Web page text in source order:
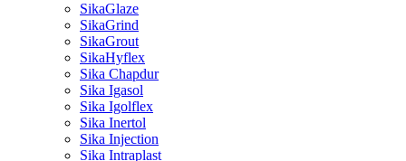
SikaGlaze
SikaGrind
SikaGrout
SikaHyflex
Sika Chapdur
Sika Igasol
Sika Igolflex
Sika Inertol
Sika Injection
Sika Intraplast